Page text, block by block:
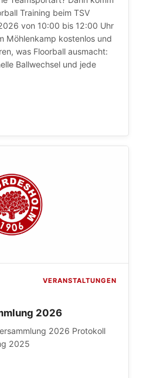
Training beim TSV
von 10:00 bis 12:00 Uhr
Möhlenkamp kostenlos und
was Floorball ausmacht:
Ballwechsel und jede
VERANSTALTUNGEN
2026
2026 Protokoll
2025